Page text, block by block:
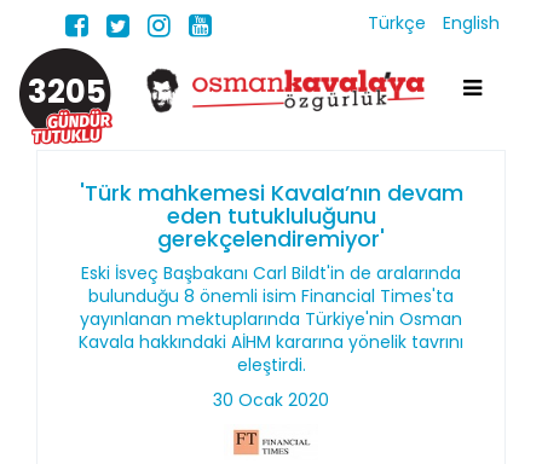
Türkçe English
3205
'Türk mahkemesi Kavala’nın devam
eden tutukluluğunu
gerekçelendiremiyor'
Eski İsveç Başbakanı Carl Bildt'in de aralarında
bulunduğu 8 önemli isim Financial Times'ta
yayınlanan mektuplarında Türkiye'nin Osman
Kavala hakkındaki AİHM kararına yönelik tavrını
eleştirdi.
30 Ocak 2020